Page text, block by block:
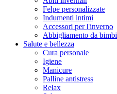
Felpe personalizzate
Indumenti intimi
Accessori per l'inverno
Abbigliamento da bimbi
Salute e bellezza
Cura personale
Igiene
Manicure
Palline antistress
Relax